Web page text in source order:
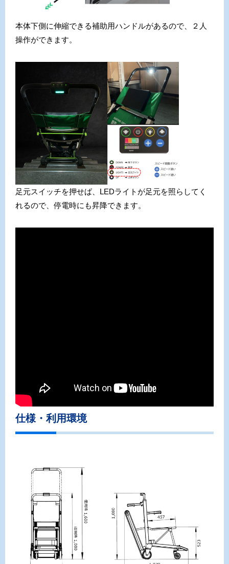
本体下側に伸縮できる補助用ハンドルがあるので、２人
操作ができます。
足元スイッチを押せば、LEDライトが足元を照らしてく
れるので、停電時にも昇降できます。
仕様・利用環境